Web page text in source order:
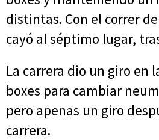
distintas. Con el correr
cayó al séptimo lugar,
La carrera dio un giro en
boxes para cambiar
pero apenas un giro
carrera.